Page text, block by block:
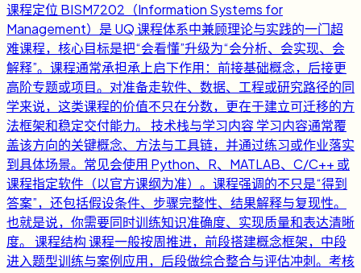
课程定位 BISM7202（Information Systems for
Management）是 UQ 课程体系中兼顾理论与实践的一门超
难课程，核心目标是把“会看懂”升级为“会分析、会实现、会
解释”。课程通常承担承上启下作用：前接基础概念，后接更
高阶专题或项目。对准备走软件、数据、工程或研究路径的同
学来说，这类课程的价值不只在分数，更在于建立可迁移的方
法框架和稳定交付能力。 技术栈与学习内容 学习内容通常覆
盖该方向的关键概念、方法与工具链，并通过练习或作业落实
到具体场景。常见会使用 Python、R、MATLAB、C/C++ 或
课程指定软件（以官方课纲为准）。课程强调的不只是“得到
答案”，还包括假设条件、步骤完整性、结果解释与复现性。
也就是说，你需要同时训练知识准确度、实现质量和表达清晰
度。 课程结构 课程一般按周推进，前段搭建概念框架，中段
进入题型训练与案例应用，后段做综合整合与评估冲刺。考核